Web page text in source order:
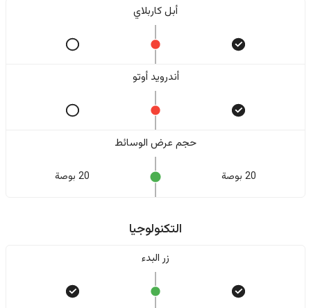
أبل كاربلاي
أندرويد أوتو
حجم عرض الوسائط
20 بوصة 20 بوصة
التكنولوجيا
زر البدء